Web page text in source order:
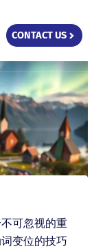
CONTACT US
可忽视的重
变位的技巧